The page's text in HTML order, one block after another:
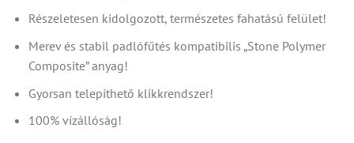
Részeletesen kidolgozott, természetes fahatású felület!
Merev és stabil padlófűtés kompatibilis „Stone Polymer
Composite” anyag!
Gyorsan telepíthető klikkrendszer!
100% vízállóság!